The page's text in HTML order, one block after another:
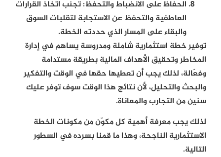
الحفاظ على الانضباط والتحفظ:تجنب اتخاذ القرارات
العاطفية والتحفظ عن الاستجابة لتقلبات السوق
والبقاء على المسار الذي حددته الخطة.
توفير خطة استثمارية شاملة ومدروسة يساهم في إدارة
المخاطر وتحقيق الأهداف المالية بطريقة مستدامة
وفعّالة، لذلك يجب أن تعطيها حقها في الوقت والتفكير
والبحث والتحليل، لأن نتائج هذا الوقت سوف توفر عليك
سنين من التجارب والمعاناة.
لذلك يجب معرفة أهمية كل مكوّن من مكونات الخطة
الاستثمارية الناجحة، وهذا ما قمنا بسرده في السطور
التالية.